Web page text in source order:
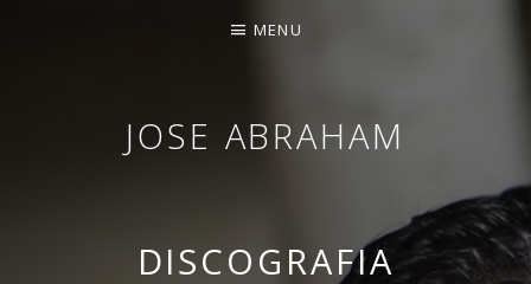
JOSE ABRAHAM
MENU
DISCOGRAFIA